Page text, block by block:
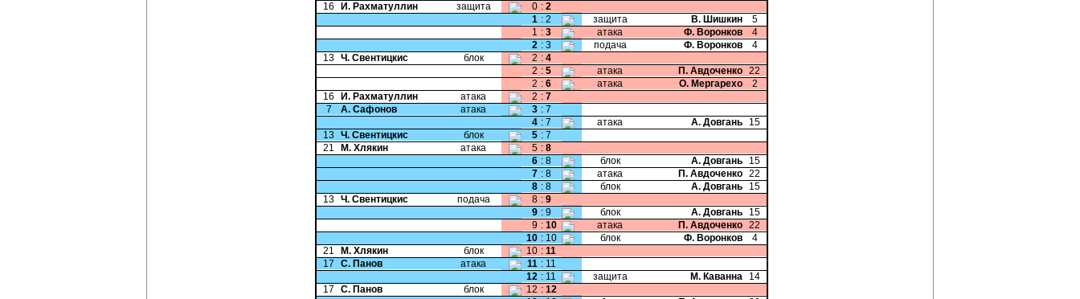
16
И. Рахматуллин защита 0 : 2
1 : 2 защита В. Шишкин
5
1 : 3 атака Ф. Воронков
4
2 : 3 подача Ф. Воронков
4
13 Ч. Свентицкис блок 2 : 4
2 : 5 атака П. Авдоченко 22
2 : 6 атака О. Мергарехо
2
16
И. Рахматуллин атака 2 : 7
7
А. Сафонов атака 3 : 7
4 : 7 атака А. Довгань
15
13 Ч. Свентицкис блок 5 : 7
21
М. Хлякин атака 5 : 8
6 : 8 блок А. Довгань
15
7 : 8 атака П. Авдоченко 22
8 : 8 блок А. Довгань
15
13 Ч. Свентицкис подача 8 : 9
9 : 9 блок А. Довгань
15
9 : 10 атака П. Авдоченко 22
10 : 10 блок Ф. Воронков
4
21
М. Хлякин блок 10 : 11
17
С. Панов атака 11 : 11
12 : 11 защита М. Каванна
14
17
С. Панов блок 12 : 12